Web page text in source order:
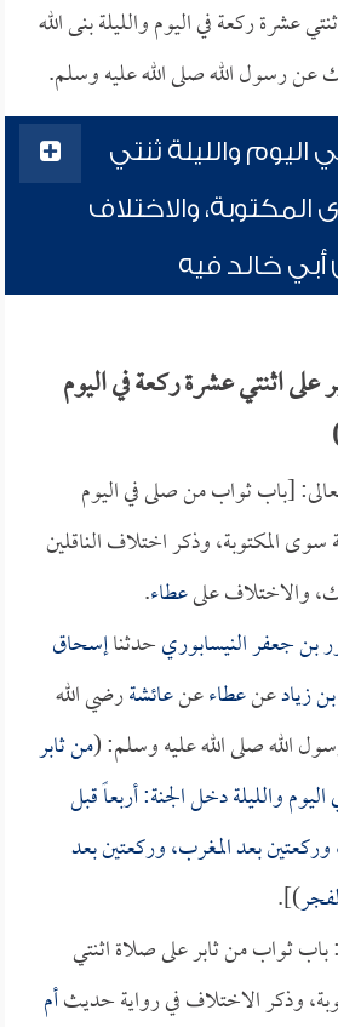
عشرة ركعة في اليوم والليلة بنى الله
عن رسول الله صلى الله عليه وسلم.
والليلة ثنتي
والاختلاف
خالد فيه
اثنتي عشرة ركعة في اليوم
[باب ثواب من صلى في اليوم
سوى المكتوبة، وذكر اختلاف الناقلين
والاختلاف علىعطاء.
بن جعفر النيسابوريحدثناإسحاق
زيادعنعطاءعنعائشةرضي الله
الله صلى الله عليه وسلم: (من ثابر
والليلة دخل الجنة: أربعاً قبل
بعد المغرب، وركعتين بعد
)].
باب ثواب من ثابر على صلاة اثنتي
وذكر الاختلاف في رواية حديثأم